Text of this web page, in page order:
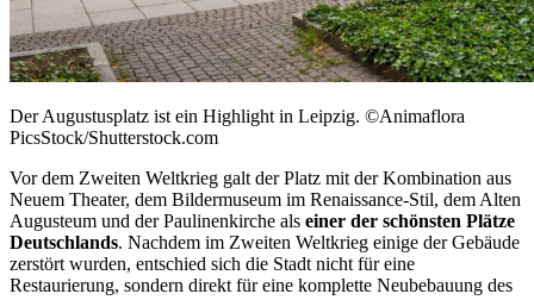
Der Augustusplatz ist ein Highlight in Leipzig. ©Animaflora
PicsStock/Shutterstock.com
Vor dem Zweiten Weltkrieg galt der Platz mit der Kombination aus
Neuem Theater, dem Bildermuseum im Renaissance-Stil, dem Alten
Augusteum und der Paulinenkirche als einer der schönsten Plätze
Deutschlands. Nachdem im Zweiten Weltkrieg einige der Gebäude
zerstört wurden, entschied sich die Stadt nicht für eine
Restaurierung, sondern direkt für eine komplette Neubebauung des